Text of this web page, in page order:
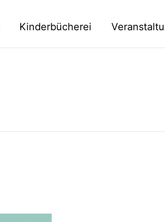
Kinderbücherei